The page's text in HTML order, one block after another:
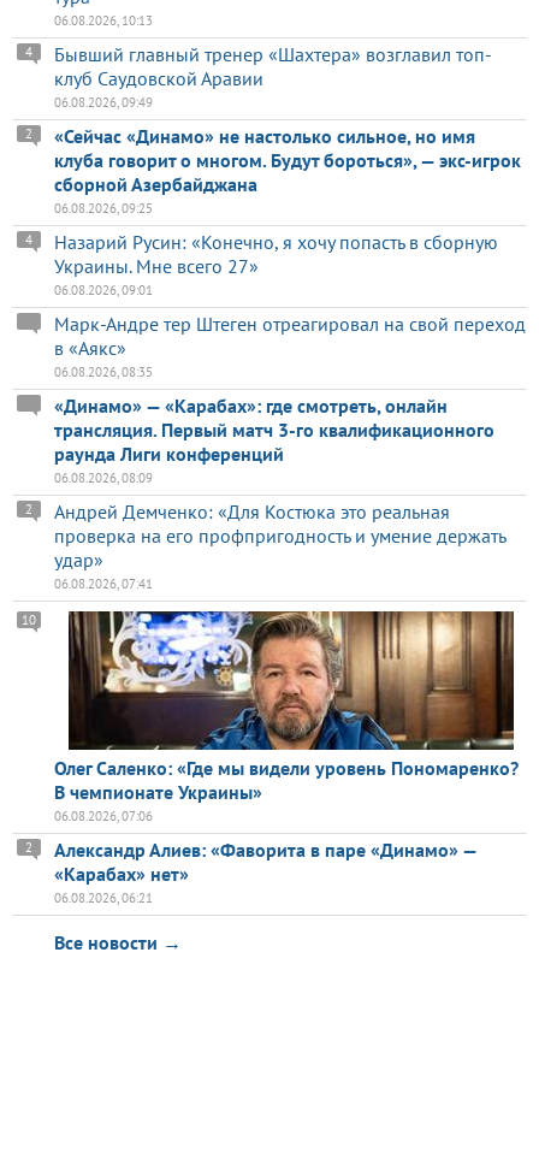
06.08.2026, 10:13
Бывший главный тренер «Шахтера» возглавил топ-
клуб Саудовской Аравии
4
06.08.2026, 09:49
«Сейчас «Динамо» не настолько сильное, но имя
клуба говорит о многом. Будут бороться», — экс-игрок
сборной Азербайджана
2
06.08.2026, 09:25
Назарий Русин: «Конечно, я хочу попасть в сборную
Украины. Мне всего 27»
4
06.08.2026, 09:01
Марк-Андре тер Штеген отреагировал на свой переход
в «Аякс»
06.08.2026, 08:35
«Динамо» — «Карабах»: где смотреть, онлайн
трансляция. Первый матч 3-го квалификационного
раунда Лиги конференций
06.08.2026, 08:09
Андрей Демченко: «Для Костюка это реальная
проверка на его профпригодность и умение держать
удар»
2
06.08.2026, 07:41
Олег Саленко: «Где мы видели уровень Пономаренко?
В чемпионате Украины»
10
06.08.2026, 07:06
Александр Алиев: «Фаворита в паре «Динамо» —
«Карабах» нет»
2
06.08.2026, 06:21
Все новости →